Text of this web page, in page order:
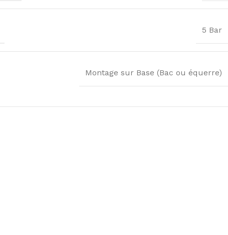
5 Bar
Montage sur Base (Bac ou équerre)